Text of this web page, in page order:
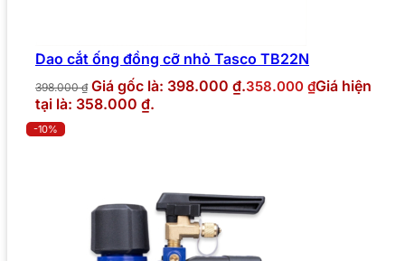
Dao cắt ống đồng cỡ nhỏ Tasco TB22N
398.000₫ Giá gốc là: 398.000 ₫.358.000 ₫Giá hiện
tại là: 358.000 ₫.
-10%